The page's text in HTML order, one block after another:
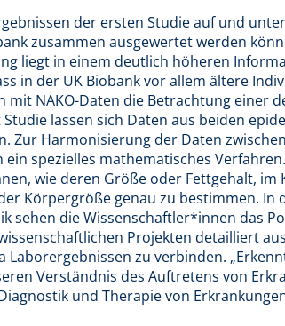
der ersten Studie auf und
zusammen ausgewertet werden
liegt in einem deutlich höheren
in der UK Biobank vor allem ältere
NAKO-Daten die Betrachtung einer
lassen sich Daten aus beiden
Zur Harmonisierung der Daten
spezielles mathematisches
wie deren Größe oder Fettgehalt,
Körpergröße genau zu bestimmen. In
sehen die Wissenschaftler*innen das
Projekten detailliert
zu verbinden.
Verständnis des Auftretens von
und Therapie von